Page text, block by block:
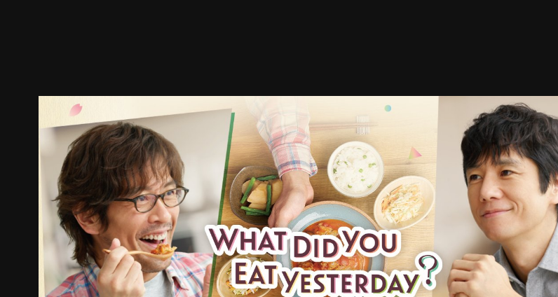
預告 劇照 推薦影片 劇情介紹